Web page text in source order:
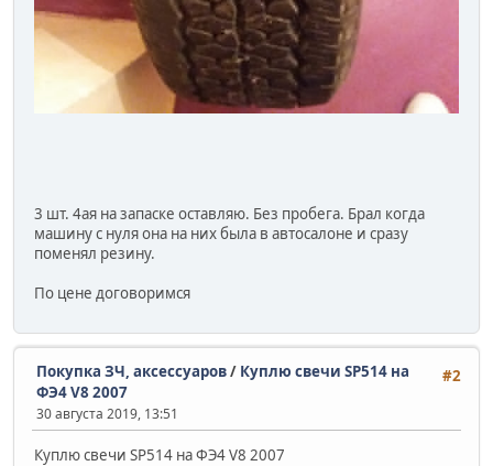
3 шт. 4ая на запаске оставляю. Без пробега. Брал когда
машину с нуля она на них была в автосалоне и сразу
поменял резину.
По цене договоримся
#2
Покупка ЗЧ, аксессуаров/ Куплю свечи SP514 на
ФЭ4 V8 2007
30 августа 2019, 13:51
Куплю свечи SP514 на ФЭ4 V8 2007